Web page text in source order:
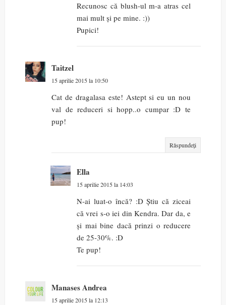
Recunosc că blush-ul m-a atras cel
mai mult și pe mine. :))
Pupici!
Taitzel
15 aprilie 2015 la 10:50
Cat de dragalasa este! Astept si eu un nou
val de reduceri si hopp..o cumpar :D te
pup!
Răspundeți
Ella
15 aprilie 2015 la 14:03
N-ai luat-o încă? :D Știu că ziceai
că vrei s-o iei din Kendra. Dar da, e
și mai bine dacă prinzi o reducere
de 25-30%. :D
Te pup!
Manases Andrea
15 aprilie 2015 la 12:13